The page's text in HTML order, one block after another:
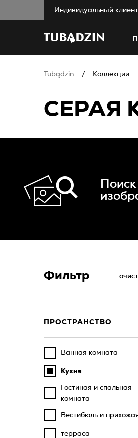
Индивидуальный клиент
Tubądzin Коллекции
СЕРАЯ
Фильтр
ПРОСТРАНСТВО
Ванная комната
Кухня
Гостиная и спальная
комната
Вестибюль и
терраса